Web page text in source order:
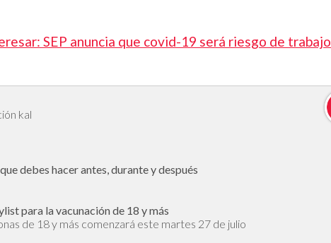
SEP anuncia que covid-19 será riesgo de trabajo
kal
debes hacer antes, durante y después
para la vacunación de 18 y más
de 18 y más comenzará este martes 27 de julio